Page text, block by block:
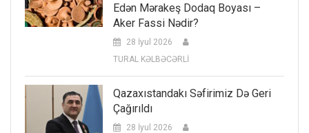
Edən Mərakeş Dodaq Boyası –
Aker Fassi Nədir?
28 İyul 2026
TURAL KƏLBƏCƏRLİ
Qazaxıstandakı Səfirimiz Də Geri
Çağırıldı
28 İyul 2026